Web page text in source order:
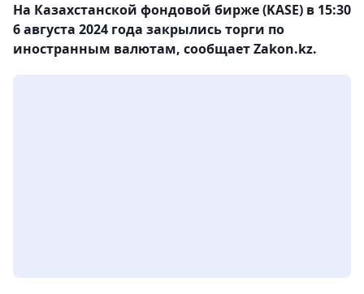
На Казахстанской фондовой бирже (KASE) в 15:30
6 августа 2024 года закрылись торги по
иностранным валютам, сообщает Zakon.kz.